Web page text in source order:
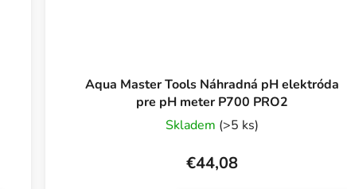
Aqua Master Tools Náhradná pH elektróda
pre pH meter P700 PRO2
Skladem (>5 ks)
€44,08